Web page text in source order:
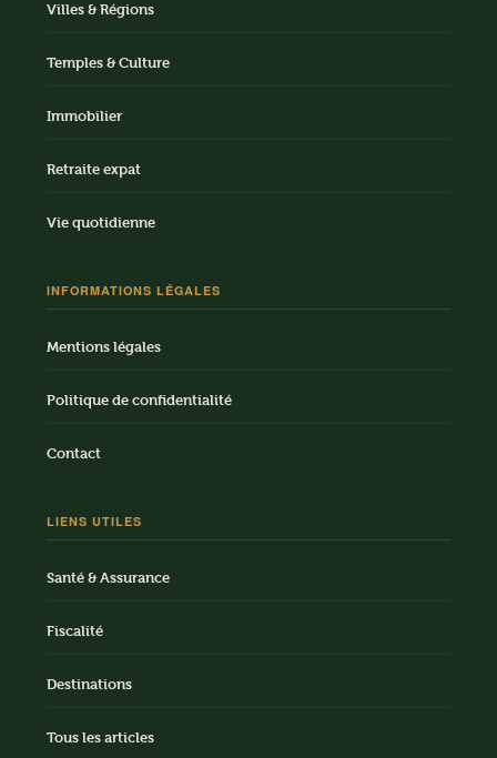
Villes & Régions
Temples & Culture
Immobilier
Retraite expat
Vie quotidienne
INFORMATIONS LÉGALES
Mentions légales
Politique de confidentialité
Contact
LIENS UTILES
Santé & Assurance
Fiscalité
Destinations
Tous les articles